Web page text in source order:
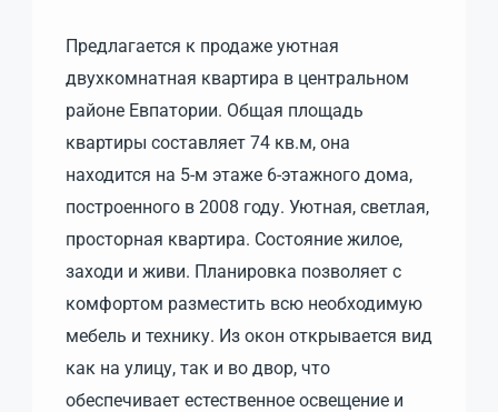
Предлагается к продаже уютная
двухкомнатная квартира в центральном
районе Евпатории. Общая площадь
квартиры составляет 74 кв.м, она
находится на 5-м этаже 6-этажного дома,
построенного в 2008 году. Уютная, светлая,
просторная квартира. Состояние жилое,
заходи и живи. Планировка позволяет с
комфортом разместить всю необходимую
мебель и технику. Из окон открывается вид
как на улицу, так и во двор, что
обеспечивает естественное освещение и